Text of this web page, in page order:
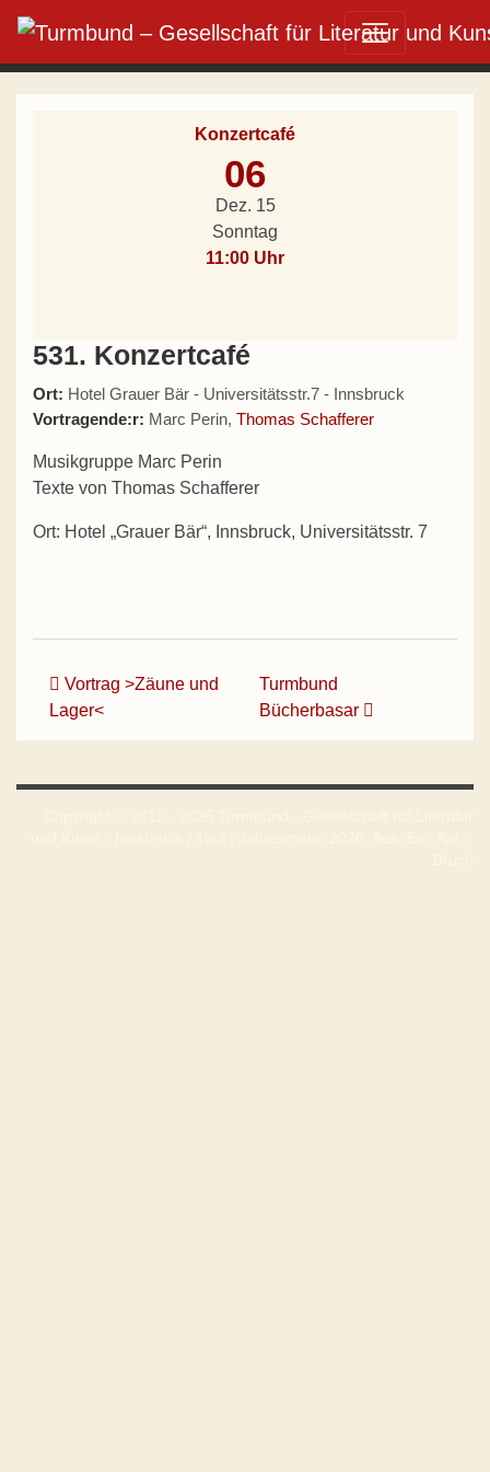
Hauptnavigation
Konzertcafé
06
Dez. 15
Sonntag
11:00 Uhr
531. Konzertcafé
Ort: Hotel Grauer Bär - Universitätsstr.7 - Innsbruck
Vortragende:r: Marc Perin, Thomas Schafferer
Musikgruppe Marc Perin
Texte von Thomas Schafferer
Ort: Hotel „Grauer Bär“, Innsbruck, Universitätsstr. 7
Beitrags-Navigation
Vortrag >Zäune und
Lager<
Turmbund
Bücherbasar